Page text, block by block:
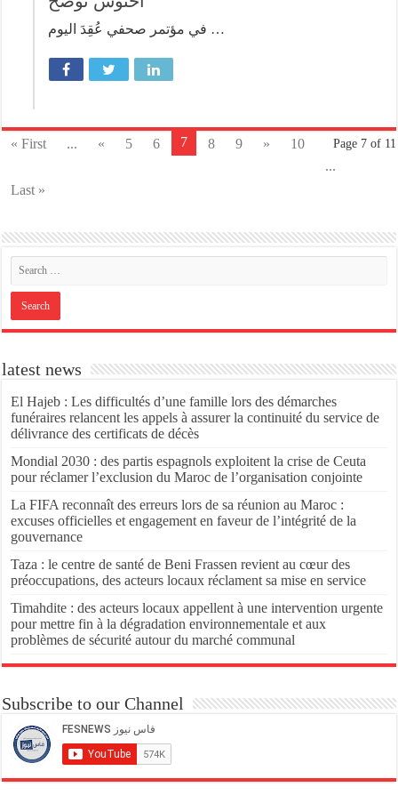
في مؤتمر صحفي عُقِدَ اليوم …
Page 7 of 11
« First ... « 5 6 7 8 9 »
10
...
Last »
latest news
El Hajeb : Les difficultés d’une famille lors des démarches
funéraires relancent les appels à assurer la continuité du service de
délivrance des certificats de décès
Mondial 2030 : des partis espagnols exploitent la crise de Ceuta
pour réclamer l’exclusion du Maroc de l’organisation conjointe
La FIFA reconnaît des erreurs lors de sa réunion au Maroc :
excuses officielles et engagement en faveur de l’intégrité de la
gouvernance
Taza : le centre de santé de Beni Frassen revient au cœur des
préoccupations, des acteurs locaux réclament sa mise en service
Timahdite : des acteurs locaux appellent à une intervention urgente
pour mettre fin à la dégradation environnementale et aux
problèmes de sécurité autour du marché communal
Subscribe to our Channel